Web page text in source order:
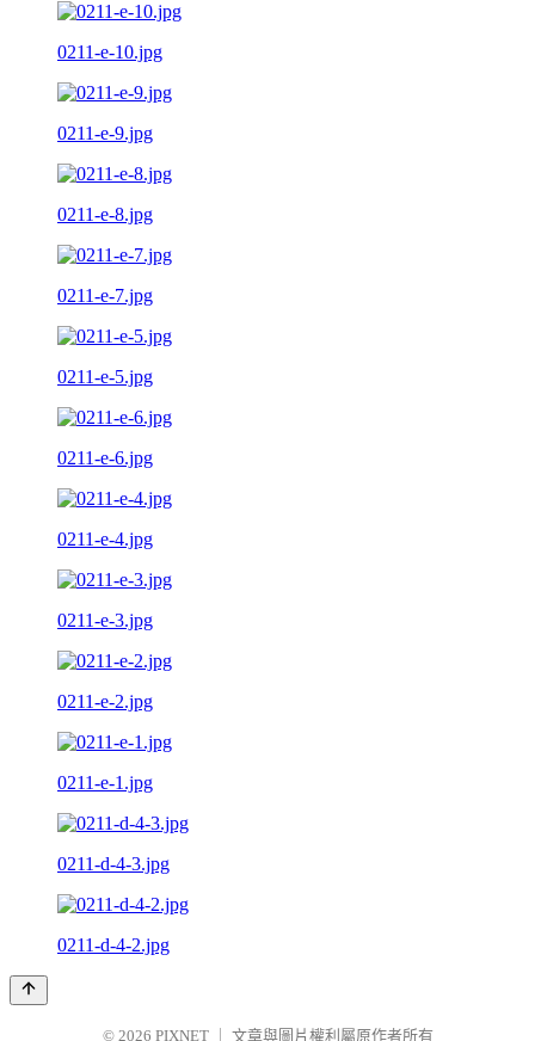
0211-e-10.jpg
0211-e-9.jpg
0211-e-8.jpg
0211-e-7.jpg
0211-e-5.jpg
0211-e-6.jpg
0211-e-4.jpg
0211-e-3.jpg
0211-e-2.jpg
0211-e-1.jpg
0211-d-4-3.jpg
0211-d-4-2.jpg
© 2026 PIXNET 文章與圖片權利屬原作者所有